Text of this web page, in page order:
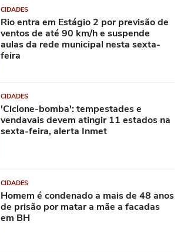
CIDADES
Rio entra em Estágio 2 por previsão de
ventos de até 90 km/h e suspende
aulas da rede municipal nesta sexta-
feira
CIDADES
'Ciclone-bomba': tempestades e
vendavais devem atingir 11 estados na
sexta-feira, alerta Inmet
CIDADES
Homem é condenado a mais de 48 anos
de prisão por matar a mãe a facadas
em BH